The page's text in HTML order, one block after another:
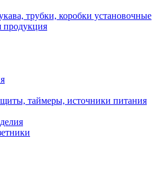
трубки, коробки установочные
продукция
таймеры, источники питания